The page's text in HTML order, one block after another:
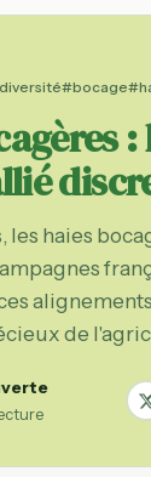
#bocage
les haies
de